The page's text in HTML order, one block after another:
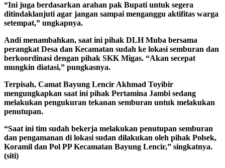
“Ini juga berdasarkan arahan pak Bupati untuk segera
ditindaklanjuti agar jangan sampai menganggu aktifitas warga
setempat,” ungkapnya.
Andi menambahkan, saat ini pihak DLH Muba bersama
perangkat Desa dan Kecamatan sudah ke lokasi semburan dan
berkoordinasi dengan pihak SKK Migas. “Akan secepat
mungkin diatasi,” pungkasnya.
Terpisah, Camat Bayung Lencir Akhmad Toyibir
mengungkapkan saat ini pihak Pertamina Jambi sedang
melakukan pengukuran tekanan semburan untuk melakukan
penutupan.
“Saat ini tim sudah bekerja melakukan penutupan semburan
dan pengamanan di lokasi sudan dilakukan oleh pihak Polsek,
Koramil dan Pol PP Kecamatan Bayung Lencir,” singkatnya.
(siti)